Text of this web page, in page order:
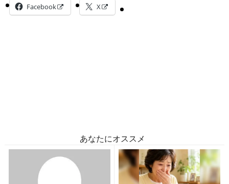
Facebook X
あなたにオススメ